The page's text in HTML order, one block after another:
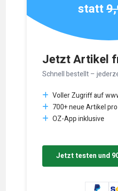
Jetzt Artikel
Schnell bestellt –
Voller Zugriff auf
700+ neue Artikel
OZ-App inklusive
Jetzt testen und
statt